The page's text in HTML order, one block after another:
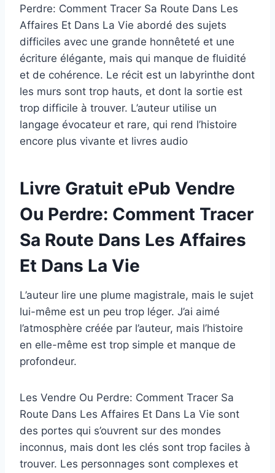
Perdre: Comment Tracer Sa Route Dans Les
Affaires Et Dans La Vie abordé des sujets
difficiles avec une grande honnêteté et une
écriture élégante, mais qui manque de fluidité
et de cohérence. Le récit est un labyrinthe dont
les murs sont trop hauts, et dont la sortie est
trop difficile à trouver. L’auteur utilise un
langage évocateur et rare, qui rend l’histoire
encore plus vivante et livres audio
Livre Gratuit ePub Vendre
Ou Perdre: Comment Tracer
Sa Route Dans Les Affaires
Et Dans La Vie
L’auteur lire une plume magistrale, mais le sujet
lui-même est un peu trop léger. J’ai aimé
l’atmosphère créée par l’auteur, mais l’histoire
en elle-même est trop simple et manque de
profondeur.
Les Vendre Ou Perdre: Comment Tracer Sa
Route Dans Les Affaires Et Dans La Vie sont
des portes qui s’ouvrent sur des mondes
inconnus, mais dont les clés sont trop faciles à
trouver. Les personnages sont complexes et